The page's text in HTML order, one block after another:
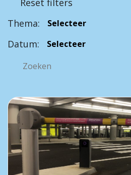
Thema:
Datum: